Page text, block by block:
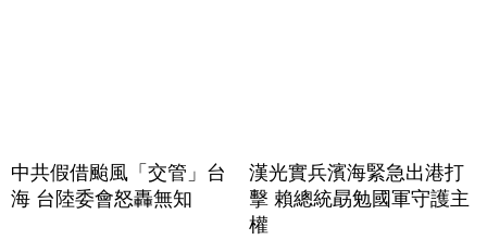
中共假借颱風「交管」台
海 台陸委會怒轟無知
漢光實兵濱海緊急出港打
擊 賴總統勗勉國軍守護主
權